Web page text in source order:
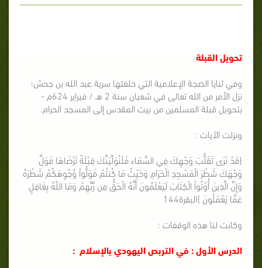
تحويل القبلة
وفي ثنايا الضجة الإعلامية التي خلفتها سرية عبد الله بن جحش؛
نزل الأمر من الله تعالى في شعبان سنة 2 هـ / فبراير 624م -
بتحويل قبلة المسلمين من بيت المقدس إلى المسجد الحرام.
ونزلت الآيات :
{قَدْ نَرَى تَقَلُّبَ وَجْهِكَ فِي السَّمَاء فَلَنُوَلِّيَنَّكَ قِبْلَةً تَرْضَاهَا فَوَلِّ
وَجْهَكَ شَطْرَ الْمَسْجِدِ الْحَرَامِ وَحَيْثُ مَا كُنتُمْ فَوَلُّواْ وُجُوِهَكُمْ شَطْرَهُ
وَإِنَّ الَّذِينَ أُوْتُواْ الْكِتَابَ لَيَعْلَمُونَ أَنَّهُ الْحَقُّ مِن رَّبِّهِمْ وَمَا اللّهُ بِغَافِلٍ
عَمَّا يَعْمَلُونَ }البقرة144
وكانت لنا هذه الوقفات :
الدرس الأول : في التربص اليهودي بالإسلام :